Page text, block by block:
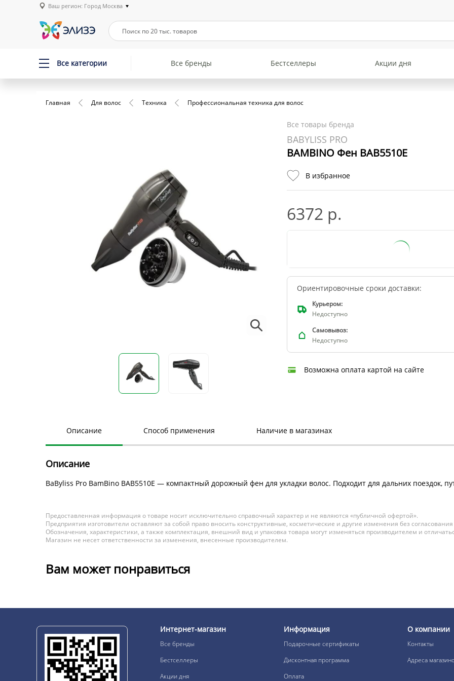
Ваш регион: Город Москва
Все категории Все бренды Бестселлеры Акции дня
Главная Для волос Техника Профессиональная техника для волос
Все товары бренда
BABYLISS PRO
BAMBINO Фен BAB5510E
В избранное
6372 р.
Добавить в список ожидания
Ориентировочные сроки доставки:
Курьером:
Недоступно
Самовывоз:
Недоступно
Возможна оплата картой на сайте
Описание Способ применения Наличие в магазинах
Описание
BaByliss Pro BamBino BAB5510E — компактный дорожный фен для укладки волос. Подходит для дальних поездок,
Предоставленная информация о товаре носит исключительно справочный характер и не являются «публичной офертой».
Предприятия изготовители оставляют за собой право вносить конструктивные, косметические и другие изменения без
Обозначения, характеристики, а также комплектация, внешний вид и упаковка товара могут изменяться производителем и
Магазин не несет ответственности за изменения, внесенные производителем.
Вам может понравиться
Интернет-магазин
Все бренды
Бестселлеры
Акции дня
Информация
Подарочные сертификаты
Дисконтная программа
Оплата
О компании
Контакты
Адреса